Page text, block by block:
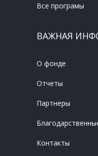
Все програмы
ВАЖНАЯ
О фонде
Отчеты
Партнеры
Контакты